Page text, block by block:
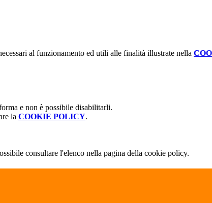
al funzionamento ed utili alle finalità illustrate nella
e non è possibile disabilitarli.
la COOKIE POLICY.
consultare l'elenco nella pagina della cookie policy.